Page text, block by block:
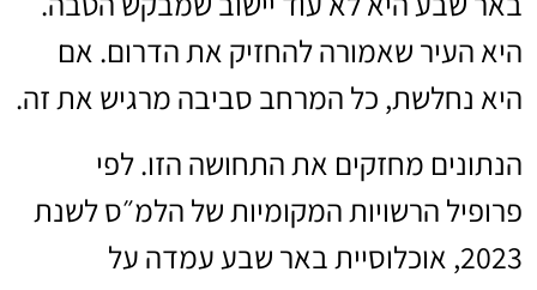
היא העיר שאמורה להחזיק את הדרום. אם
היא נחלשת, כל המרחב סביבה מרגיש את זה.
הנתונים מחזקים את התחושה הזו. לפי
פרופיל הרשויות המקומיות של הלמ״ס לשנת
2023, אוכלוסיית באר שבע עמדה על